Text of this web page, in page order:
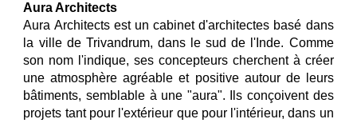
Aura Architects
Aura Architects est un cabinet d'architectes basé dans
la ville de Trivandrum, dans le sud de l'Inde. Comme
son nom l'indique, ses concepteurs cherchent à créer
une atmosphère agréable et positive autour de leurs
bâtiments, semblable à une "aura". Ils conçoivent des
projets tant pour l'extérieur que pour l'intérieur, dans un